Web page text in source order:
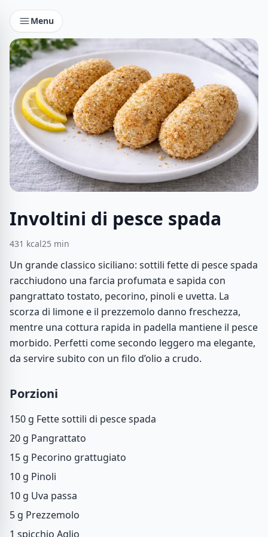
Menu
Involtini di pesce spada
431 kcal25 min
Un grande classico siciliano: sottili fette di pesce spada
racchiudono una farcia profumata e sapida con
pangrattato tostato, pecorino, pinoli e uvetta. La
scorza di limone e il prezzemolo danno freschezza,
mentre una cottura rapida in padella mantiene il pesce
morbido. Perfetti come secondo leggero ma elegante,
da servire subito con un filo d’olio a crudo.
Porzioni
150 g Fette sottili di pesce spada
20 g Pangrattato
15 g Pecorino grattugiato
10 g Pinoli
10 g Uva passa
5 g Prezzemolo
1 spicchio Aglio